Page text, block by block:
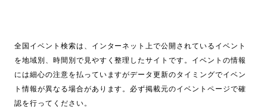
全国イベント検索は、インターネット上で公開されているイベント
を地域別、時間別で見やすく整理したサイトです。イベントの情報
には細心の注意を払っていますがデータ更新のタイミングでイベン
ト情報が異なる場合があります。必ず掲載元のイベントページで確
認を行ってください。